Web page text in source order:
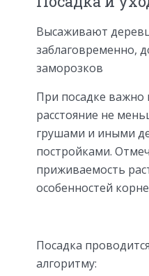
Высаживают
заблаговременно,
заморозков
При посадке
расстояние не
грушами и иными
постройками.
приживаемость
особенностей
Посадка
алгоритму: